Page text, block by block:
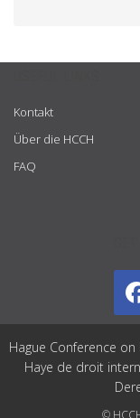
Kontakt
Über die HCCH
FAQ
Hague Conference
Haye de droit
©